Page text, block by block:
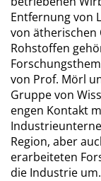
Entfernung von
von ätherischen
Rohstoffen
von Prof. Mörl
Gruppe von
engen Kontakt
Region, aber
erarbeiteten
die Industrie um.